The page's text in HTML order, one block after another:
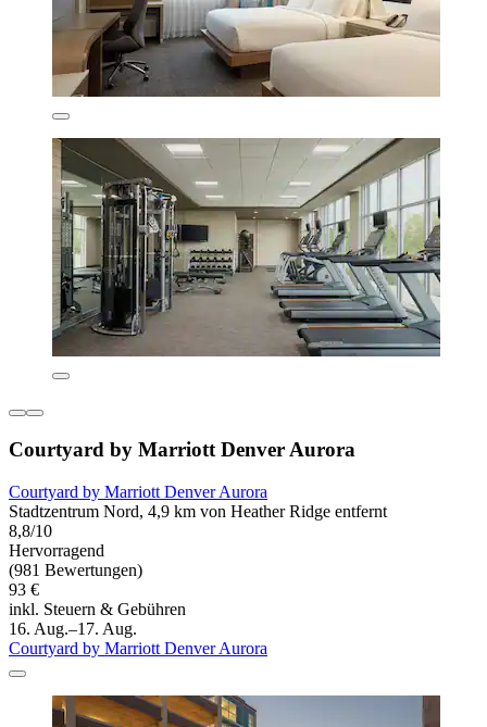
Courtyard by Marriott Denver Aurora
Courtyard by Marriott Denver Aurora
Stadtzentrum Nord, 4,9 km von Heather Ridge entfernt
8,8/10
Hervorragend
(981 Bewertungen)
93 €
inkl. Steuern & Gebühren
16. Aug.–17. Aug.
Courtyard by Marriott Denver Aurora